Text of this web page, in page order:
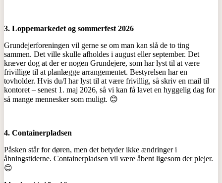
3. Loppemarkedet og sommerfest 2026
Grundejerforeningen vil gerne se om man kan slå de to ting
sammen. Det ville skulle afholdes i august eller september. Det
kræver dog at der er nogen Grundejere, som har lyst til at være
frivillige til at planlægge arrangementet. Bestyrelsen har en
tovholder. Hvis du/I har lyst til at være frivillig, så skriv en mail til
kontoret – senest 1. maj 2026, så vi kan få lavet en hyggelig dag for
så mange mennesker som muligt. 😊
4. Containerpladsen
Påsken står for døren, men det betyder ikke ændringer i
åbningstiderne. Containerpladsen vil være åbent ligesom der plejer.
😊